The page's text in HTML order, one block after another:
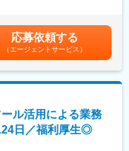
した「モノづくりのあり方
ンに、AI×IoTで「製造現
？
化サービスです。
ログラムを出力する事で工
へのシフトを可能としま
■賞与：年2回（7月、12月に
あり賃金はあくまでも目安
可能性があります。月給(月
応募依頼する
（エージェントサービス）
ル活用による業務
日／福利厚生◎